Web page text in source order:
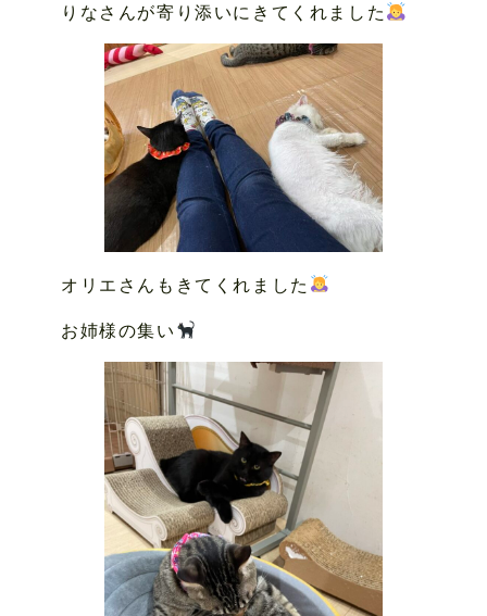
りなさんが寄り添いにきてくれました
オリエさんもきてくれました
お姉様の集い